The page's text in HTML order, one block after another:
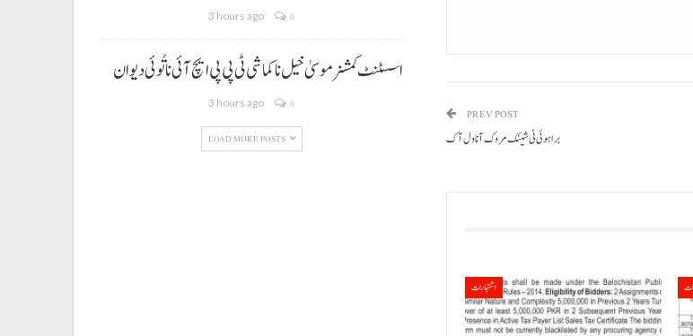
PREV POST
براہوئی ٹی شینک مروک آ ناول آک
اشتہارات
3 hours ago 0
اسسٹنٹ کمشنر موسیٰ خیل نا کماشی ٹی پی پی ایچ آئی نا تُوئی دیوان
3 hours ago 0
LOAD MORE POSTS